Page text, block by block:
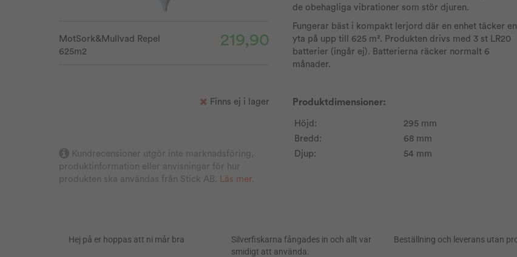
MotSork&Mullvad Repel
625m2
219,90
Finns ej i lager
de obehagliga vibrationer som stör djuren.
Fungerar bäst i kompakt lerjord där en enhet täcker en
yta på upp till 625 m². Produkten drivs med 3 st LR20
batterier (ingår ej). Batterierna räcker normalt 6
månader.
Produktdimensioner:
Höjd:
295 mm
Bredd:
68 mm
Djup:
54 mm
Kundrecensioner utgör inte marknadsföring,
produktinformation eller anvisningar för hur
produkten ska användas från Stick AB.
Läs mer